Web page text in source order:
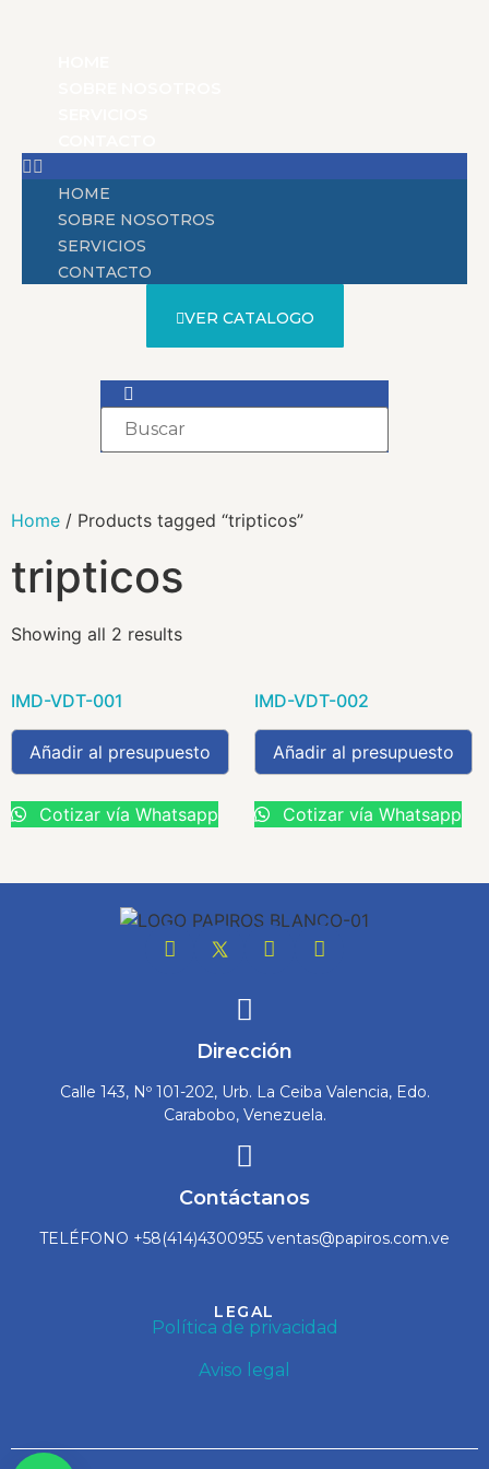
HOME
SOBRE NOSOTROS
SERVICIOS
CONTACTO
VER CATALOGO
Home / Products tagged “tripticos”
tripticos
Showing all 2 results
IMD-VDT-001
Añadir al presupuesto
Cotizar vía Whatsapp
IMD-VDT-002
Añadir al presupuesto
Cotizar vía Whatsapp
Dirección
Calle 143, Nº 101-202, Urb. La Ceiba Valencia, Edo.
Carabobo, Venezuela.
Contáctanos
TELÉFONO +58(414)4300955 ventas@papiros.com.ve
LEGAL
Política de privacidad
Aviso legal